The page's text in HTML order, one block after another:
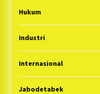
Hukum
Industri
Internasional
Jabodetabek